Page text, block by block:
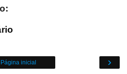
›
Página inicial